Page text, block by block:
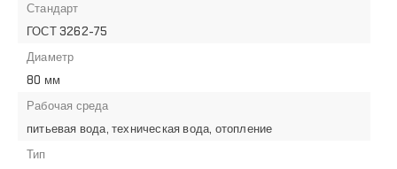
Стандарт
ГОСТ 3262-75
Диаметр
80 мм
Рабочая среда
питьевая вода, техническая вода, отопление
Тип